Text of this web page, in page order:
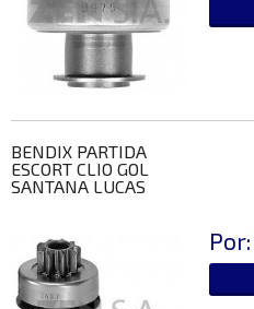
BENDIX PARTIDA
ESCORT CLIO GOL
SANTANA LUCAS
Por: